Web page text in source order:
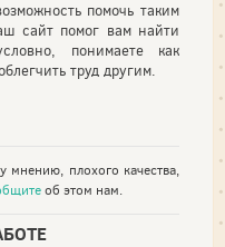
помочь таким
сайт помог вам найти
понимаете как
труд другим.
мнению, плохого качества,
об этом нам.